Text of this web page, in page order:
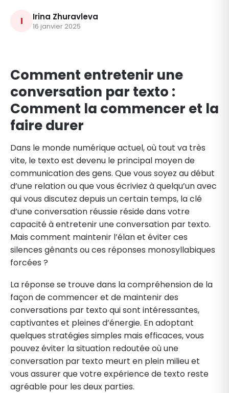
I Irina Zhuravleva
16 janvier 2025
Comment entretenir une
conversation par texto :
Comment la commencer et la
faire durer
Dans le monde numérique actuel, où tout va très
vite, le texto est devenu le principal moyen de
communication des gens. Que vous soyez au début
d’une relation ou que vous écriviez à quelqu’un avec
qui vous discutez depuis un certain temps, la clé
d’une conversation réussie réside dans votre
capacité à entretenir une conversation par texto.
Mais comment maintenir l’élan et éviter ces
silences gênants ou ces réponses monosyllabiques
forcées ?
La réponse se trouve dans la compréhension de la
façon de commencer et de maintenir des
conversations par texto qui sont intéressantes,
captivantes et pleines d’énergie. En adoptant
quelques stratégies simples mais efficaces, vous
pouvez éviter la situation redoutée où une
conversation par texto meurt en plein milieu et
vous assurer que votre expérience de texto reste
agréable pour les deux parties.